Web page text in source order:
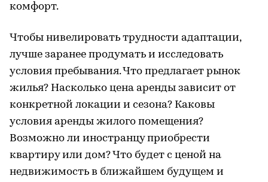
комфорт.
Чтобы нивелировать трудности адаптации,
лучше заранее продумать и исследовать
условия пребывания. Что предлагает рынок
жилья? Насколько цена аренды зависит от
конкретной локации и сезона? Каковы
условия аренды жилого помещения?
Возможно ли иностранцу приобрести
квартиру или дом? Что будет с ценой на
недвижимость в ближайшем будущем и